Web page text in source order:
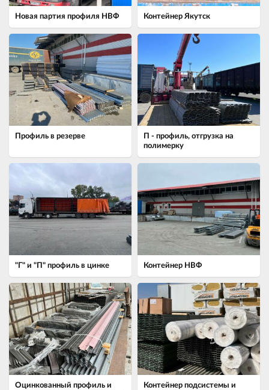
Новая партия профиля НВФ Контейнер Якутск
Профиль в резерве
П - профиль, отгрузка на
полимерку
"Г" и "П" профиль в цинке Контейнер НВФ
Оцинкованный профиль и
Контейнер подсистемы и